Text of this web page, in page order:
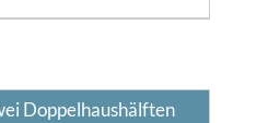
Doppelhaushälften